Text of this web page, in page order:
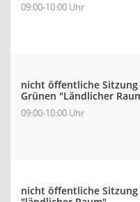
09:00-10:00 Uhr
nicht öffentliche Sitzung
Grünen "Ländlicher
09:00-10:00 Uhr
nicht öffentliche Sitzung